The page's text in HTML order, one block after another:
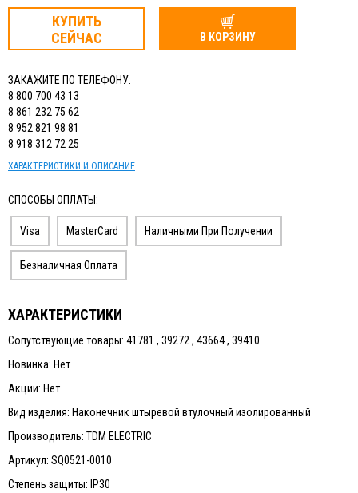
КУПИТЬ
СЕЙЧАС
В КОРЗИНУ
ЗАКАЖИТЕ ПО ТЕЛЕФОНУ:
8 800 700 43 13
8 861 232 75 62
8 952 821 98 81
8 918 312 72 25
ХАРАКТЕРИСТИКИ И ОПИСАНИЕ
СПОСОБЫ ОПЛАТЫ:
Visa MasterCard Наличными При Получении
Безналичная Оплата
ХАРАКТЕРИСТИКИ
Сопутствующие товары: 41781 , 39272 , 43664 , 39410
Новинка: Нет
Акции: Нет
Вид изделия: Наконечник штыревой втулочный изолированный
Производитель: TDM ELECTRIC
Артикул: SQ0521-0010
Степень защиты: IP30